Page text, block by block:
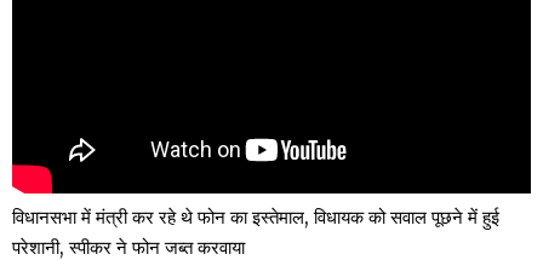
विधानसभा में मंत्री कर रहे थे फोन का इस्तेमाल, विधायक को सवाल पूछने में हुई
परेशानी, स्पीकर ने फोन जब्त करवाया